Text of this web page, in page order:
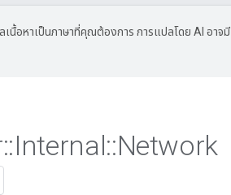
เนื้อหาเป็นภาษาที่คุณต้องการ การแปลโดย AI อาจมี
::Internal::Network